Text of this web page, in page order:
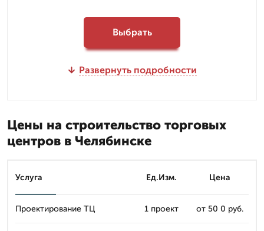
Выбрать
Развернуть подробности
Цены на строительство торговых
центров в Челябинске
Услуга Ед.Изм. Цена
Проектирование ТЦ 1 проект от 50 0 руб.